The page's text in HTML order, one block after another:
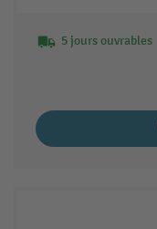
5 jours ouvrables